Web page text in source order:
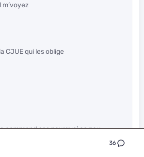
36
m’voyez
CJUE qui les oblige
comprend pas pourquoi on peu
de journaux.